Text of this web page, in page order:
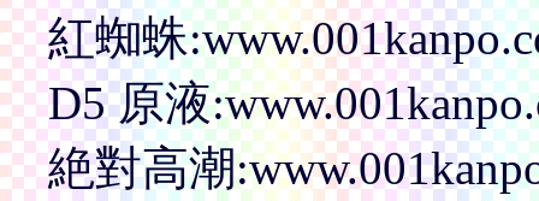
紅蜘蛛
D5 原液
絶對高潮